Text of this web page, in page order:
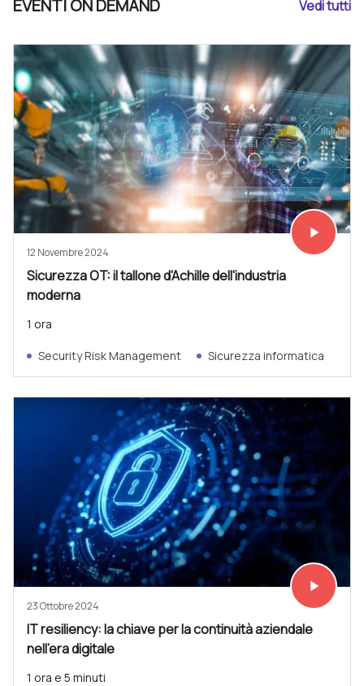
EVENTI ON DEMAND Vedi tutti
Vedi subito
play_arrow
12 Novembre 2024
Sicurezza OT: il tallone d'Achille dell'industria
moderna
1 ora
Security Risk Management Sicurezza informatica
Vedi subito
play_arrow
23 Ottobre 2024
IT resiliency: la chiave per la continuità aziendale
nell'era digitale
1 ora e 5 minuti